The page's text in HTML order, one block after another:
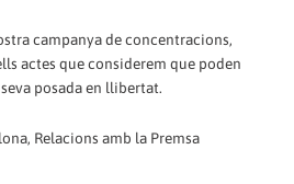
campanya de concentracions,
actes que considerem que poden
posada en llibertat.
Relacions amb la Premsa